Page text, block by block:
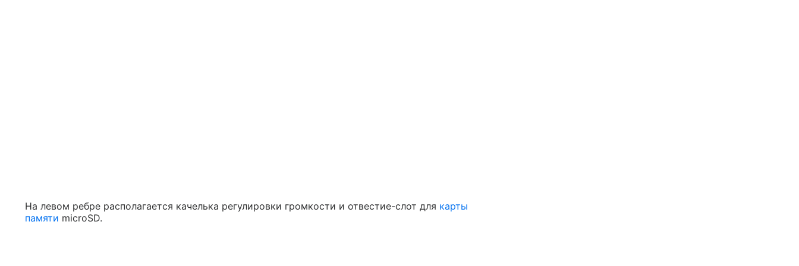
На левом ребре располагается качелька регулировки громкости и отвестие-слот для карты
памяти microSD.